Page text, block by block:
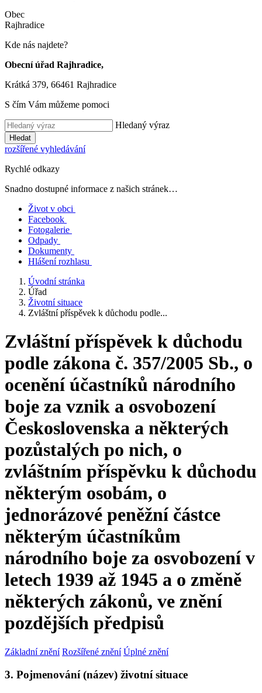
Obec
Rajhradice
Kde nás najdete?
Obecní úřad Rajhradice,
Krátká 379, 66461 Rajhradice
S čím Vám můžeme pomoci
Hledaný výraz
Hledat
rozšířené vyhledávání
Rychlé odkazy
Snadno dostupné informace z našich stránek…
Život v obci
Facebook
Fotogalerie
Odpady
Dokumenty
Hlášení rozhlasu
Úvodní stránka
Úřad
Životní situace
Zvláštní příspěvek k důchodu podle...
Zvláštní příspěvek k důchodu
podle zákona č. 357/2005 Sb., o
ocenění účastníků národního
boje za vznik a osvobození
Československa a některých
pozůstalých po nich, o
zvláštním příspěvku k důchodu
některým osobám, o
jednorázové peněžní částce
některým účastníkům
národního boje za osvobození v
letech 1939 až 1945 a o změně
některých zákonů, ve znění
pozdějších předpisů
Základní znění Rozšířené znění Úplné znění
3. Pojmenování (název) životní situace